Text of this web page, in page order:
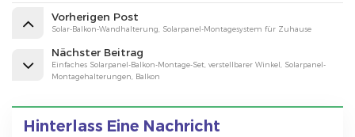
Vorherigen Post
Solar-Balkon-Wandhalterung, Solarpanel-Montagesystem für Zuhause
Nächster Beitrag
Einfaches Solarpanel-Balkon-Montage-Set, verstellbarer Winkel, Solarpanel-
Montagehalterungen, Balkon
Hinterlass Eine Nachricht